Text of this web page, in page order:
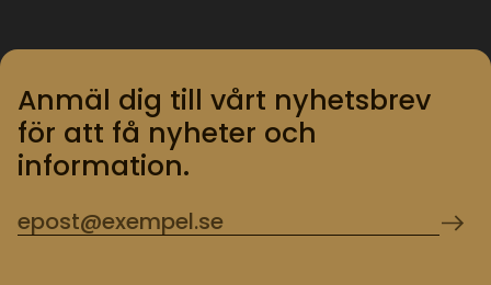
Anmäl dig till vårt nyhetsbrev
för att få nyheter och
information.